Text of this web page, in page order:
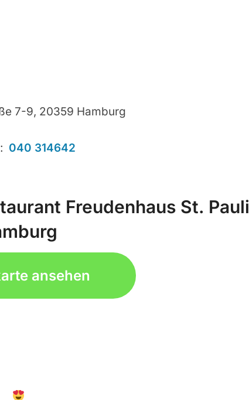
7-9, 20359 Hamburg
040 314642
Freudenhaus St. Pauli
ansehen